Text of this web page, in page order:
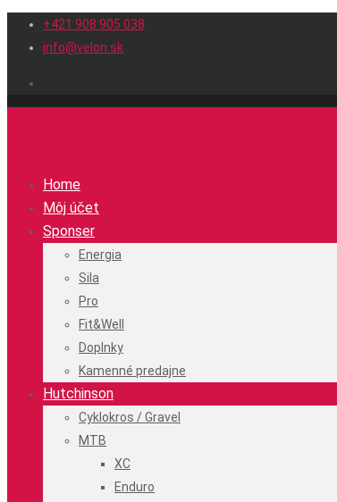
+421 908 905 038
info@velon.sk
Home
Môj účet
Sponser
Energia
Sila
Pro
Fit&Well
Doplnky
Kamenné predajne
Hutchinson
Cyklokros / Gravel
MTB
XC
Enduro